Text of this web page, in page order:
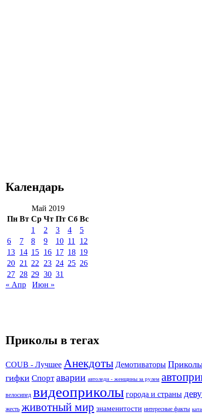
Календарь
Май 2019
Пн Вт Ср Чт Пт Сб Вс
1
2 3 4
5
6
7 8 9 10 11
12
13 14 15 16 17 18 19
20 21 22 23 24 25 26
27 28 29 30 31
« Апр
Июн »
Приколы в тегах
COUB - Лучшее Анекдоты Демотиваторы
гифки Спорт аварии автоледи - женщины за рулем
велосипед видеоприколы города и страны
жесть животный мир знаменитости интересные факты